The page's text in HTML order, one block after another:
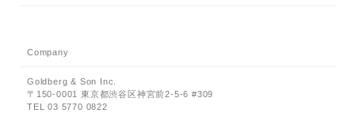
Company
Goldberg & Son Inc.
〒150-0001 東京都渋谷区神宮前2-5-6 #309
TEL 03 5770 0822